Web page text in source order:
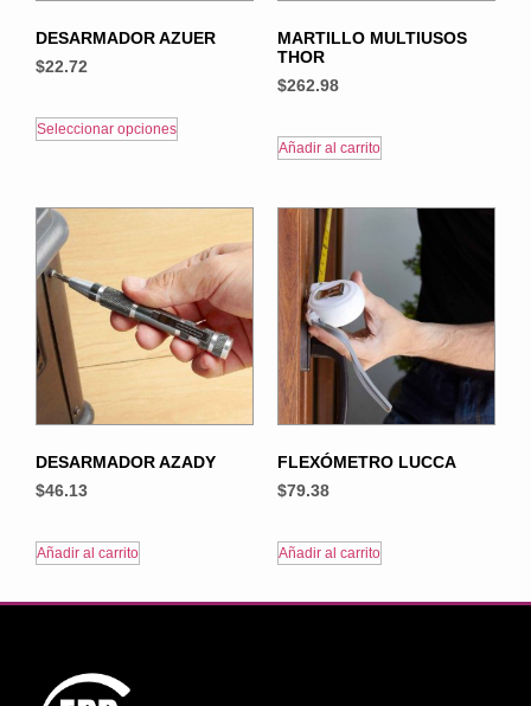
DESARMADOR AZUER
$22.72
Seleccionar opciones
MARTILLO MULTIUSOS
THOR
$262.98
Añadir al carrito
DESARMADOR AZADY
$46.13
Añadir al carrito
FLEXÓMETRO LUCCA
$79.38
Añadir al carrito